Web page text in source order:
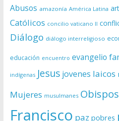
Abusos amazonía América Latina
Católicos concilio vaticano II
Diálogo diálogo interreligioso
educación encuentro evangelio
indígenas Jesus jovenes laicos
Mujeres musulmanes Obispos
Francisco paz pobres